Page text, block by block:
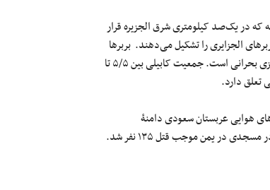
که در یک‌صد کیلومتری شرق الجزیره قرار
الجزایری را تشکیل می‌دهند. بربرها
آداب و رسوم خود را دارند و از اعراب آن کشور نیستند و غالباً روابط آنان با دولت مرکزی بحرانی است. جمعیت کابیلی بین ۵/۵ تا
هوایی عربستان سعودی دامنۀ
فعالیت‌های خود را توسعه داده است. در ماه مارس ۲۰۱۵ داعش در یک بمب‌گذاری در مسجدی در یمن موجب قتل ۱۳۵ نفر شد.